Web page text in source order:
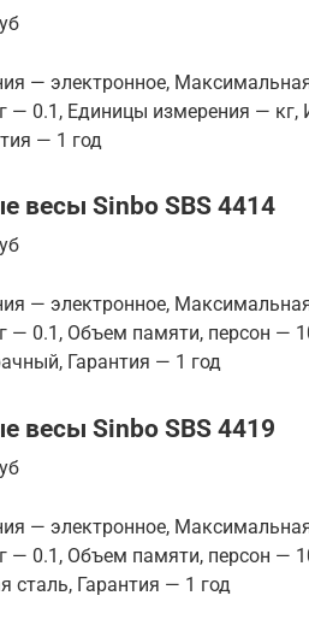
— электронное,
— 0.1, Единицы измерения —
— 1 год
весы Sinbo SBS 4414
— электронное,
— 0.1, Объем памяти, персон —
Гарантия — 1 год
весы Sinbo SBS 4419
— электронное,
— 0.1, Объем памяти, персон —
сталь, Гарантия — 1 год